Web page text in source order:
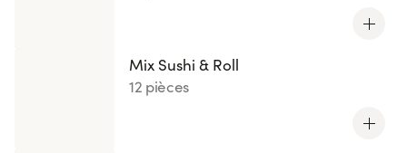
Mix Sushi & Roll
12 pièces